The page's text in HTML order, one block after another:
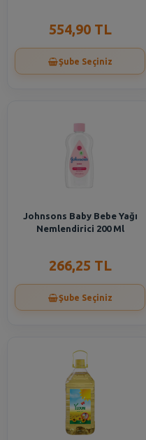
554,90 TL
Şube Seçiniz
Johnsons Baby Bebe Yağı
Nemlendirici 200 Ml
266,25 TL
Şube Seçiniz